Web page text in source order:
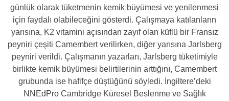
günlük olarak tüketmenin kemik büyümesi ve yenilenmesi
için faydalı olabileceğini gösterdi. Çalışmaya katılanların
yarısına, K2 vitamini açısından zayıf olan küflü bir Fransız
peyniri çeşiti Camembert verilirken, diğer yarısına Jarlsberg
peyniri verildi. Çalışmanın yazarları, Jarlsberg tüketimiyle
birlikte kemik büyümesi belirtilerinin arttığını, Camembert
grubunda ise hafifçe düştüğünü söyledi. İngiltere’deki
NNEdPro Cambridge Küresel Beslenme ve Sağlık